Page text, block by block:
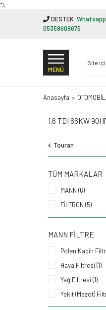
"');
DESTEK Whatsapp
05359609675
MENÜ
Anasayfa
1.6 TDI 66KW
Touran
TÜM MARKALAR
MANN (6)
FİLTRON (5)
MANN FILTRE
Polen Kabin
Hava Filtresi (1)
Yağ Filtresi (1)
Yakıt (Mazot)